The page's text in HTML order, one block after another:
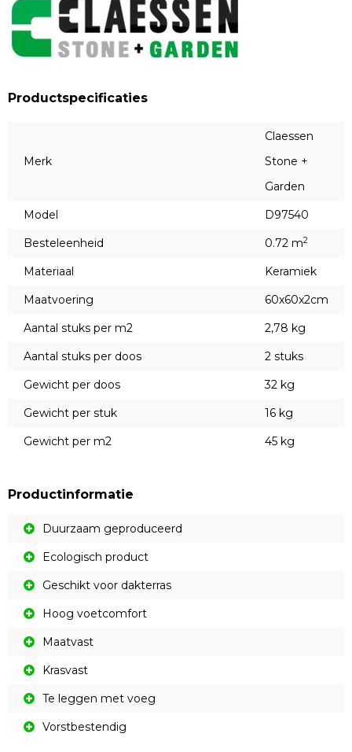
Productspecificaties
Merk
Claessen
Stone +
Garden
Model
D97540
Besteleenheid
0.72 m2
Materiaal
Keramiek
Maatvoering
60x60x2cm
Aantal stuks per m2
2,78 kg
Aantal stuks per doos
2 stuks
Gewicht per doos
32 kg
Gewicht per stuk
16 kg
Gewicht per m2
45 kg
Productinformatie
Duurzaam geproduceerd
Ecologisch product
Geschikt voor dakterras
Hoog voetcomfort
Maatvast
Krasvast
Te leggen met voeg
Vorstbestendig